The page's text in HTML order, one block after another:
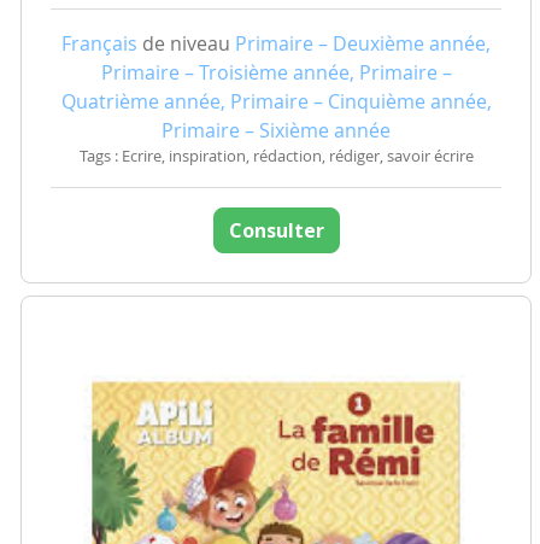
Français de niveau Primaire – Deuxième année,
Primaire – Troisième année, Primaire –
Quatrième année, Primaire – Cinquième année,
Primaire – Sixième année
Tags : Ecrire, inspiration, rédaction, rédiger, savoir écrire
Consulter